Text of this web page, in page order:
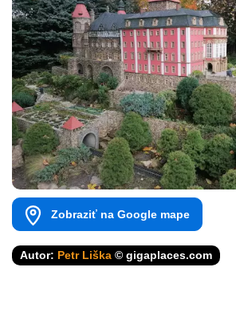
Zobraziť na Google mape
Autor: Petr Liška © gigaplaces.com